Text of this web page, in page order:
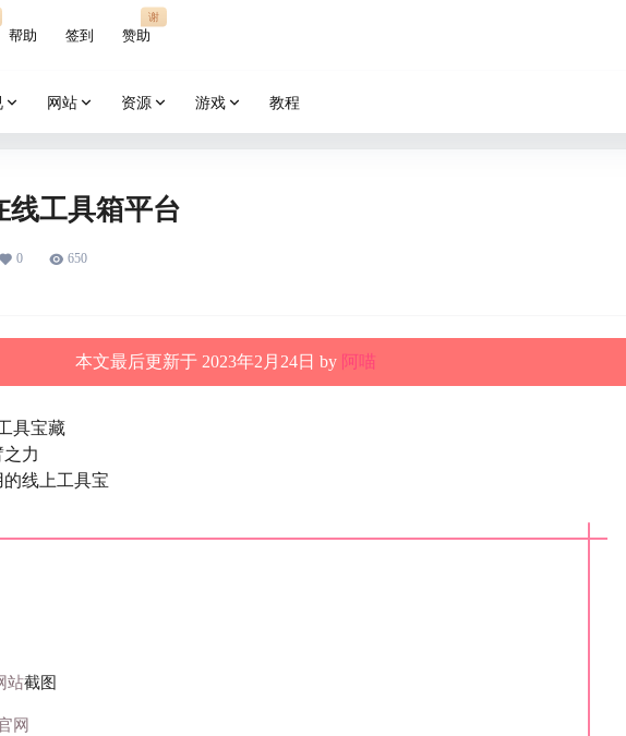
帮助 签到 赞助
谢
网站 资源 游戏 教程
线工具箱平台
0 650
本文最后更新于 2023年2月24日 by 阿喵
具宝藏
力
线上工具宝
站截图
网